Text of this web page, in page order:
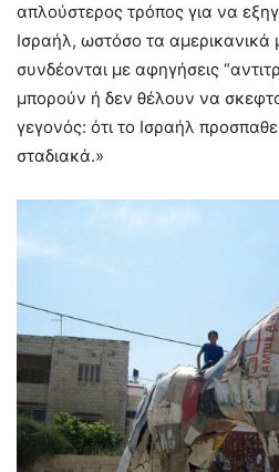
απλούστερος τρόπος για να
Ισραήλ, ωστόσο τα
συνδέονται με αφηγήσεις
μπορούν ή δεν θέλουν να
γεγονός: ότι το Ισραήλ
σταδιακά.»